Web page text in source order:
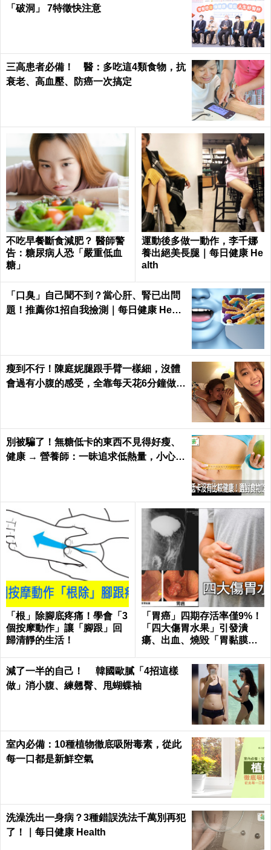
「破洞」 7特徵快注意
三高患者必備！ 醫：多吃這4類食物，抗
衰老、高血壓、防癌一次搞定
不吃早餐斷食減肥？ 醫師警
告：糖尿病人恐「嚴重低血
糖」
運動後多做一動作，李千娜
養出絕美長腿｜每日健康 He
alth
「口臭」自己聞不到？當心肝、腎已出問
題！推薦你1招自我撿測｜每日健康 Healt
瘦到不行！陳庭妮腿跟手臂一樣細，沒體
會過有小腹的感受，全靠每天花6分鐘做這
別被騙了！無糖低卡的東西不見得好瘦、
健康 → 營養師：一昧追求低熱量，小心猝
「根」除腳底疼痛！學會「3
個按摩動作」讓「腳跟」回
歸清靜的生活！
「胃癌」四期存活率僅9%！
「四大傷胃水果」引發潰
瘍、出血、燒毀「胃黏膜」
減了一半的自己！ 韓國歐膩「4招這樣
做」消小腹、練翹臀、甩蝴蝶袖
室內必備：10種植物徹底吸附毒素，從此
每一口都是新鮮空氣
洗澡洗出一身病？3種錯誤洗法千萬別再犯
了！｜每日健康 Health